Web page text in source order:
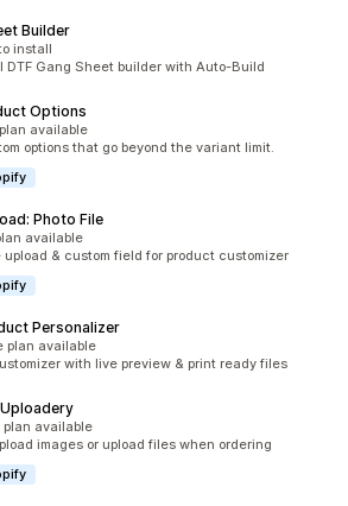
Builder
install
DTF Gang Sheet builder with Auto-Build
Options
available
options that go beyond the variant limit.
Photo File
available
upload & custom field for product customizer
Personalizer
plan available
with live preview & print ready files
plan available
images or upload files when ordering